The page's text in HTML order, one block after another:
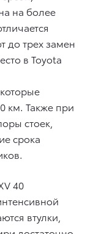
на более
до трех замен
в Toyota
км. Также при
стоек,
срока
40
втулки,